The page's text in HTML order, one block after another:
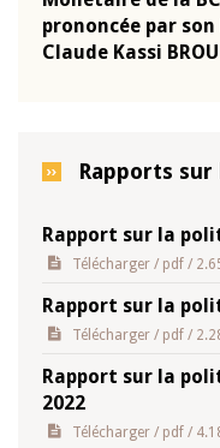
prononcée par
Claude Kassi BROU
Rapports
Rapport sur la
Télécharger / pdf /
Rapport sur la
Télécharger / pdf /
Rapport sur la
2022
Télécharger / pdf /